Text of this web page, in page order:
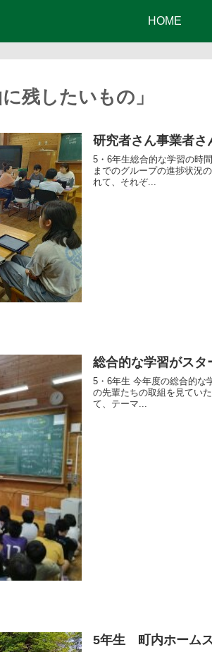
HOME
残したいもの」
研究者さん事業者さ
5・6年生総合的な学習の時
までのグループの進捗状況
れて、それぞ...
総合的な学習がスタ
5・6年生 今年度の総合的な
の先輩たちの取組を見てい
て、テーマ...
5年生 町内ホーム